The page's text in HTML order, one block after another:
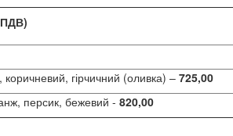
гірчичний (оливка) – 725,00
персик, бежевий - 820,00